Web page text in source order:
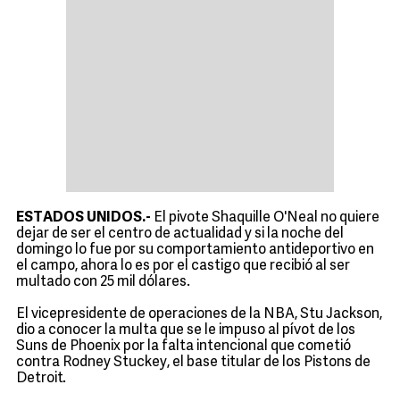
ESTADOS UNIDOS.- El pivote Shaquille O'Neal no quiere
dejar de ser el centro de actualidad y si la noche del
domingo lo fue por su comportamiento antideportivo en
el campo, ahora lo es por el castigo que recibió al ser
multado con 25 mil dólares.
El vicepresidente de operaciones de la NBA, Stu Jackson,
dio a conocer la multa que se le impuso al pívot de los
Suns de Phoenix por la falta intencional que cometió
contra Rodney Stuckey, el base titular de los Pistons de
Detroit.